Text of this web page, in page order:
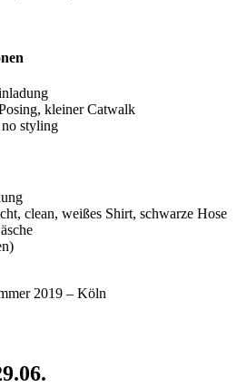
kleiner Catwalk
styling
clean, weißes Shirt, schwarze Hose
2019 – Köln